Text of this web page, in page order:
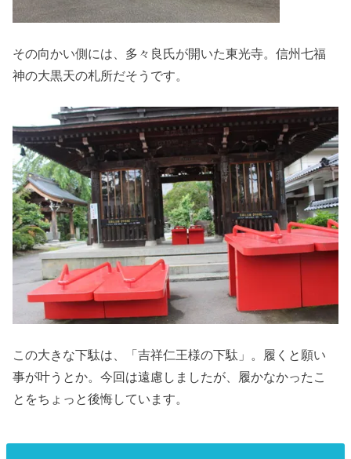
その向かい側には、多々良氏が開いた東光寺。信州七福
神の大黒天の札所だそうです。
この大きな下駄は、「吉祥仁王様の下駄」。履くと願い
事が叶うとか。今回は遠慮しましたが、履かなかったこ
とをちょっと後悔しています。